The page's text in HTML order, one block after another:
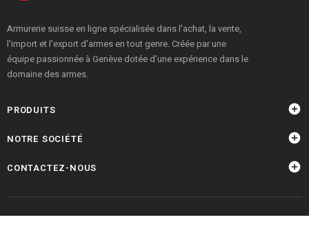
Armurerie suisse en ligne spécialisée dans l'achat, la vente,
l'import et l'export d'armes en tout genre. Créée par une
équipe passionnée à Genève dotée d'une expérience dans le
domaine des armes.
PRODUITS 
NOTRE SOCIÉTÉ 
CONTACTEZ-NOUS 